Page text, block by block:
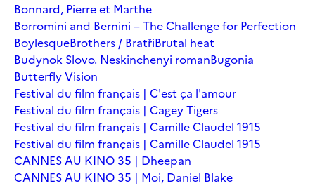
Bonnard, Pierre et Marthe
Borromini and Bernini – The Challenge for Perfection
BoylesqueBrothers / BratřiBrutal heat
Budynok Slovo. Neskinchenyi romanBugonia
Butterfly Vision
Festival du film français | C'est ça l'amour
Festival du film français | Cagey Tigers
Festival du film français | Camille Claudel 1915
Festival du film français | Camille Claudel 1915
CANNES AU KINO 35 | Dheepan
CANNES AU KINO 35 | Moi, Daniel Blake